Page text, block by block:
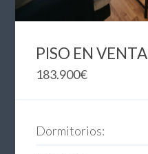
PISO EN VENTA
183.900€
Dormitorios: